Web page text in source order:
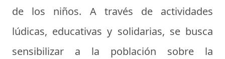
de los niños. A través de actividades
lúdicas, educativas y solidarias, se busca
sensibilizar a la población sobre la